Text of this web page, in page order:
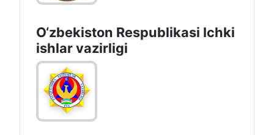
O‘zbеkiston Rеspublikаsi Ichki
ishlаr vаzirligi